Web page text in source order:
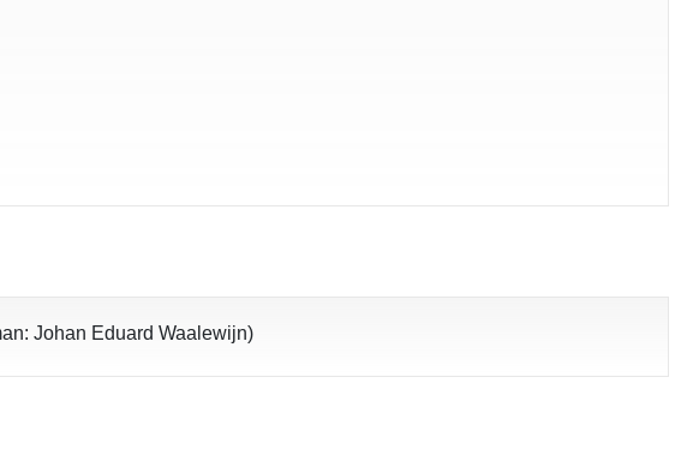
Johan Eduard Waalewijn)